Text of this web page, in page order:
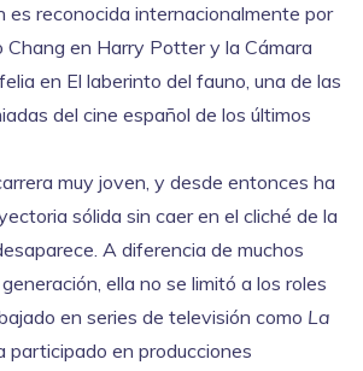
es reconocida internacionalmente por
Chang en Harry Potter y la Cámara
en El laberinto del fauno, una de las
del cine español de los últimos
muy joven, y desde entonces ha
sólida sin caer en el cliché de la
A diferencia de muchos
ella no se limitó a los roles
en series de televisión como La
participado en producciones